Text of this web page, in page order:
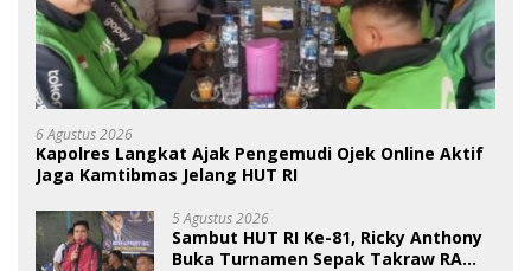
6 Agustus 2026
Kapolres Langkat Ajak Pengemudi Ojek Online Aktif
Jaga Kamtibmas Jelang HUT RI
5 Agustus 2026
Sambut HUT RI Ke-81, Ricky Anthony
Buka Turnamen Sepak Takraw RA